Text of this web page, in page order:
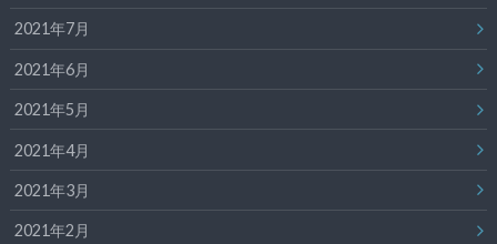
2021年7月
2021年6月
2021年5月
2021年4月
2021年3月
2021年2月